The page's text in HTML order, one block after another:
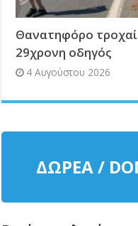
Θανατηφόρο
29χρονη οδηγός
4 Αυγούστου 2026
ΔΩΡΕΑ /